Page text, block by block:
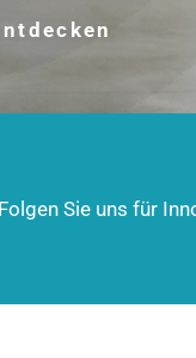
Folgen Sie uns für